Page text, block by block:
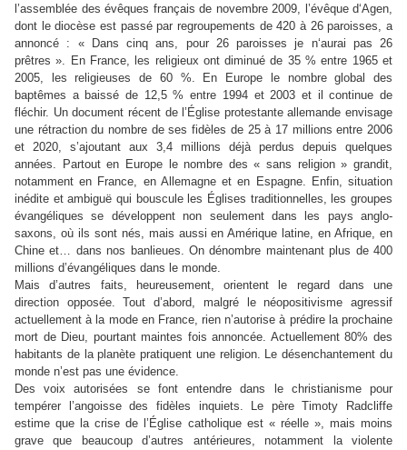
l’assemblée des évêques français de novembre 2009, l’évêque d‘Agen,
dont le diocèse est passé par regroupements de 420 à 26 paroisses, a
annoncé : « Dans cinq ans, pour 26 paroisses je n‘aurai pas 26
prêtres ». En France, les religieux ont diminué de 35 % entre 1965 et
2005, les religieuses de 60 %. En Europe le nombre global des
baptêmes a baissé de 12,5 % entre 1994 et 2003 et il continue de
fléchir. Un document récent de l’Église protestante allemande envisage
une rétraction du nombre de ses fidèles de 25 à 17 millions entre 2006
et 2020, s’ajoutant aux 3,4 millions déjà perdus depuis quelques
années. Partout en Europe le nombre des « sans religion » grandit,
notamment en France, en Allemagne et en Espagne. Enfin, situation
inédite et ambiguë qui bouscule les Églises traditionnelles, les groupes
évangéliques se développent non seulement dans les pays anglo-
saxons, où ils sont nés, mais aussi en Amérique latine, en Afrique, en
Chine et… dans nos banlieues. On dénombre maintenant plus de 400
millions d’évangéliques dans le monde.
Mais d’autres faits, heureusement, orientent le regard dans une
direction opposée. Tout d’abord, malgré le néopositivisme agressif
actuellement à la mode en France, rien n’autorise à prédire la prochaine
mort de Dieu, pourtant maintes fois annoncée. Actuellement 80% des
habitants de la planète pratiquent une religion. Le désenchantement du
monde n’est pas une évidence.
Des voix autorisées se font entendre dans le christianisme pour
tempérer l’angoisse des fidèles inquiets. Le père Timoty Radcliffe
estime que la crise de l’Église catholique est « réelle », mais moins
grave que beaucoup d’autres antérieures, notamment la violente